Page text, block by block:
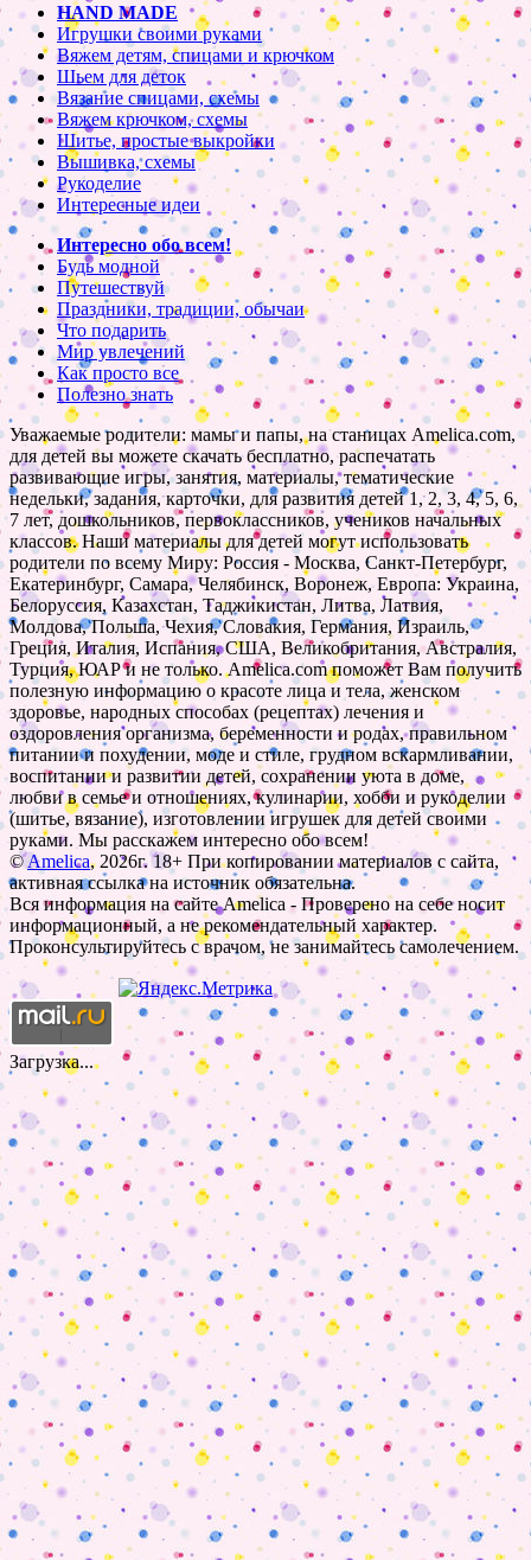
HAND MADE
Игрушки своими руками
Вяжем детям, спицами и крючком
Шьем для деток
Вязание спицами, схемы
Вяжем крючком, схемы
Шитье, простые выкройки
Вышивка, схемы
Рукоделие
Интересные идеи
Интересно обо всем!
Будь модной
Путешествуй
Праздники, традиции, обычаи
Что подарить
Мир увлечений
Как просто все
Полезно знать
Уважаемые родители: мамы и папы, на станицах Amelica.com,
для детей вы можете скачать бесплатно, распечатать
развивающие игры, занятия, материалы, тематические
недельки, задания, карточки, для развития детей 1, 2, 3, 4, 5, 6,
7 лет, дошкольников, первоклассников, учеников начальных
классов. Наши материалы для детей могут использовать
родители по всему Миру: Россия - Москва, Санкт-Петербург,
Екатеринбург, Самара, Челябинск, Воронеж, Европа: Украина,
Белоруссия, Казахстан, Таджикистан, Литва, Латвия,
Молдова, Польша, Чехия, Словакия, Германия, Израиль,
Греция, Италия, Испания, США, Великобритания, Австралия,
Турция, ЮАР и не только. Amelica.com поможет Вам получить
полезную информацию о красоте лица и тела, женском
здоровье, народных способах (рецептах) лечения и
оздоровления организма, беременности и родах, правильном
питании и похудении, моде и стиле, грудном вскармливании,
воспитании и развитии детей, сохранении уюта в доме,
любви в семье и отношениях, кулинарии, хобби и рукоделии
(шитье, вязание), изготовлении игрушек для детей своими
руками. Мы расскажем интересно обо всем!
©Amelica, 2026г. 18+ При копировании материалов с сайта,
активная ссылка на источник обязательна.
Вся информация на сайте Amelica - Проверено на себе носит
информационный, а не рекомендательный характер.
Проконсультируйтесь с врачом, не занимайтесь самолечением.
Загрузка...